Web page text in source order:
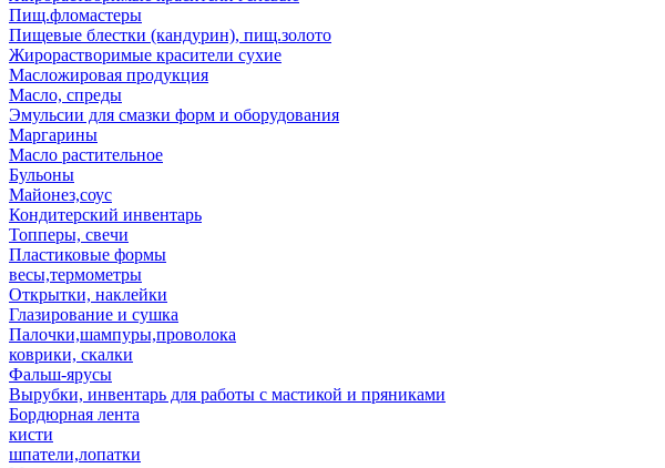
Пищ.фломастеры
Пищевые блестки (кандурин), пищ.золото
Жирорастворимые красители сухие
Масложировая продукция
Масло, спреды
Эмульсии для смазки форм и оборудования
Маргарины
Масло растительное
Бульоны
Майонез,соус
Кондитерский инвентарь
Топперы, свечи
Пластиковые формы
весы,термометры
Открытки, наклейки
Глазирование и сушка
Палочки,шампуры,проволока
коврики, скалки
Фальш-ярусы
Вырубки, инвентарь для работы с мастикой и пряниками
Бордюрная лента
кисти
шпатели,лопатки